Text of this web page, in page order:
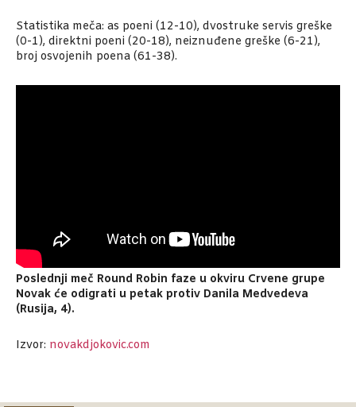
Statistika meča: as poeni (12-10), dvostruke servis greške
(0-1), direktni poeni (20-18), neiznuđene greške (6-21),
broj osvojenih poena (61-38).
Poslednji meč Round Robin faze u okviru Crvene grupe
Novak će odigrati u petak protiv Danila Medvedeva
(Rusija, 4).
Izvor: novakdjokovic.com